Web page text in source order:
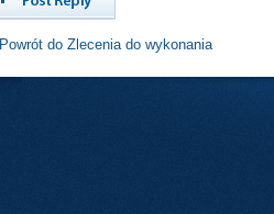
Powrót do Zlecenia do wykonania